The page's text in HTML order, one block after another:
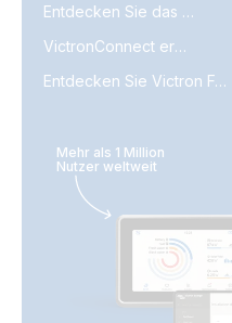
Entdecken Sie das Monitoring
VictronConnect erkunden
Entdecken Sie Victron Fernüberwachung
Mehr als 1 Million
Nutzer weltweit